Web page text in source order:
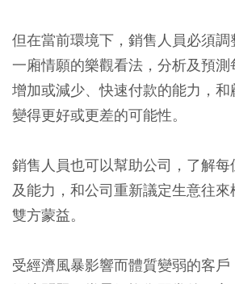
但在當前環境下，銷售人員必須
一廂情願的樂觀看法，分析及預
增加或減少、快速付款的能力，
變得更好或更差的可能性。
銷售人員也可以幫助公司，了解
及能力，和公司重新議定生意往
雙方蒙益。
受經濟風暴影響而體質變弱的客